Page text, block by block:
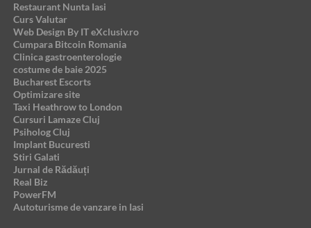
Restaurant Nunta Iasi
Curs Valutar
Web Design By IT eXclusiv.ro
Cumpara Bitcoin Romania
Clinica gastroenterologie
costume de baie 2025
Bucharest Escorts
Optimizare site
Taxi Heathrow to London
Cursuri Lamaze Cluj
Psiholog Cluj
Implant Bucuresti
Stiri Galati
Jurnal de Rădăuți
Real Biz
PowerFM
Autoturisme de vanzare in Iasi